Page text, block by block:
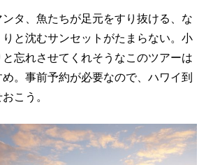
タ、魚たちが足元をすり抜ける、な
と沈むサンセットがたまらない。小
忘れさせてくれそうなこのツアーは
。事前予約が必要なので、ハワイ到
こう。